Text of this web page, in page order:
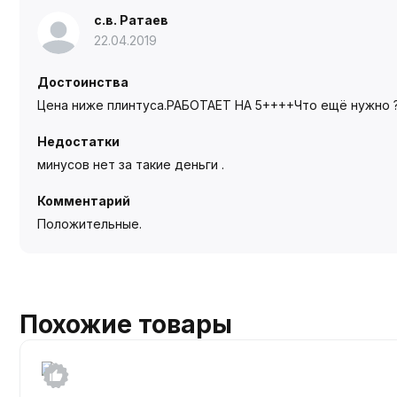
с.в. Ратаев
22.04.2019
Достоинства
Цена ниже плинтуса.РАБОТАЕТ НА 5++++Что ещё нужно
Недостатки
минусов нет за такие деньги .
Комментарий
Положительные.
Похожие товары